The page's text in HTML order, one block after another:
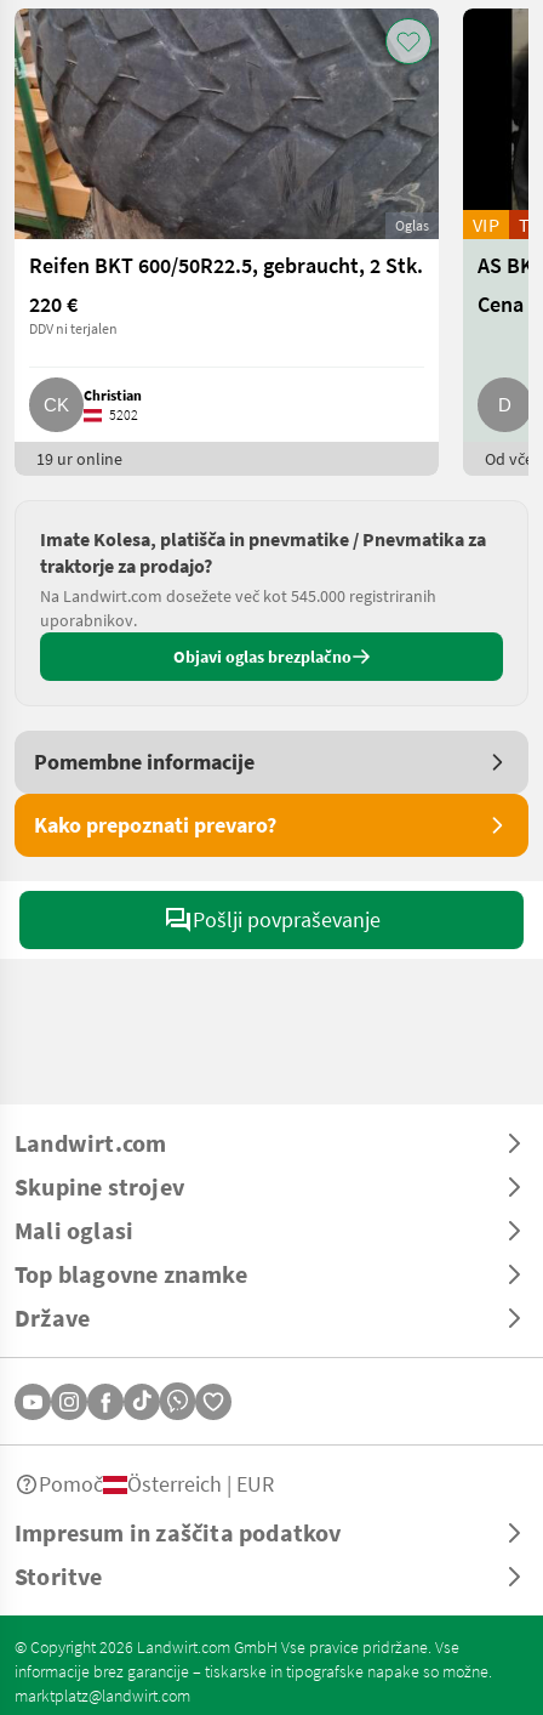
Oglas
Reifen BKT 600/50R22.5, gebraucht, 2 Stk.
220 €
DDV ni terjalen
Christian
5202
19 ur online
VIP
Cena
Od
Imate Kolesa, platišča in pnevmatike / Pnevmatika za
traktorje za prodajo?
Na Landwirt.com dosežete več kot 545.000 registriranih
uporabnikov.
Objavi oglas brezplačno
Pomembne informacije
Kako prepoznati prevaro?
Pošlji povpraševanje
Landwirt.com
Skupine strojev
Mali oglasi
Top blagovne znamke
Države
Impresum in zaščita podatkov
Storitve
Pomoč Österreich | EUR
© Copyright 2026 Landwirt.com GmbH Vse pravice pridržane. Vse
informacije brez garancije – tiskarske in tipografske napake so možne.
marktplatz@landwirt.com